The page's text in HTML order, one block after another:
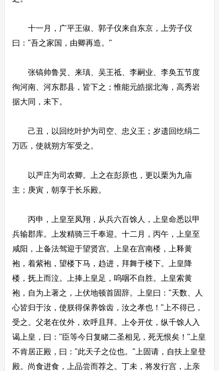
十一月，广平王俶、郭子仪来自东京，上劳子仪
曰："吾之家国，由卿再造。"
张镐帅鲁炅、来瑱、吴王祗、李嗣业、李奂五节度
徇河南、河东郡县，皆下之；惟能元皓据北海，高秀岩
据大同，未下。
己丑，以回纥叶护为司空、忠义王；岁遗回纥绢二
万匹，使就朔方军受之。
以严庄为司农卿。上之在彭原也，更以栗为九庙
主；庚寅，朝享于长乐殿。
丙申，上皇至凤翔，从兵六百馀人，上皇命悉以甲
兵输郡库。上发精骑三千奉迎。十二月，丙午，上皇至
咸阳，上备法驾迎于望贤宫。上皇在宫南楼，上释黄
袍，着紫袍，望楼下马，趋进，拜舞于楼下。上皇降
楼，抚上而泣。上捧上皇足，呜咽不自胜。上皇索黄
袍，自为上著之，上伏地顿首固辞。上皇曰："天数、人
心皆归于汝，使朕得保养馀齿，汝之孝也！"上不得已，
受之。父老在仗外，欢呼且拜。上令开仗，纵千馀人入
谒上皇，曰："臣等今日复睹二圣相见，死无恨矣！"上皇
不肯居正殿，曰："此天子之位也。"上固请，自扶上皇登
殿。尚食进食，上品尝而荐之。丁未，将发行宫，上亲